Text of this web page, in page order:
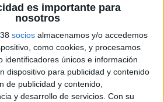
es importante para
nosotros
socios almacenamos y/o accedemos
como cookies, y procesamos
identificadores únicos e información
dispositivo para publicidad y contenido
de publicidad y contenido,
y desarrollo de servicios. Con su
que hi havia en
per demanar-los si podien
ha garantit que aquest
la fase tres del pla de
haurà "el personal suficient"
de platja.